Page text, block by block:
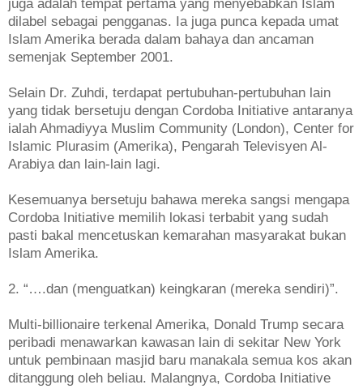
juga adalah tempat pertama yang menyebabkan Islam
dilabel sebagai pengganas. Ia juga punca kepada umat
Islam Amerika berada dalam bahaya dan ancaman
semenjak September 2001.
Selain Dr. Zuhdi, terdapat pertubuhan-pertubuhan lain
yang tidak bersetuju dengan Cordoba Initiative antaranya
ialah Ahmadiyya Muslim Community (London), Center for
Islamic Plurasim (Amerika), Pengarah Televisyen Al-
Arabiya dan lain-lain lagi.
Kesemuanya bersetuju bahawa mereka sangsi mengapa
Cordoba Initiative memilih lokasi terbabit yang sudah
pasti bakal mencetuskan kemarahan masyarakat bukan
Islam Amerika.
2. “….dan (menguatkan) keingkaran (mereka sendiri)”.
Multi-billionaire terkenal Amerika, Donald Trump secara
peribadi menawarkan kawasan lain di sekitar New York
untuk pembinaan masjid baru manakala semua kos akan
ditanggung oleh beliau. Malangnya, Cordoba Initiative